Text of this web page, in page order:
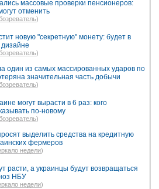
массовые проверки пенсионеров:
отменить
)
новую "секретную" монету: будет в
)
один из самых массированных ударов по
значительная часть добычи
)
могут вырасти в 6 раз: кого
по-новому
)
выделить средства на кредитную
фермеров
недели)
расти, а украинцы будут возвращаться
НБУ
недели)